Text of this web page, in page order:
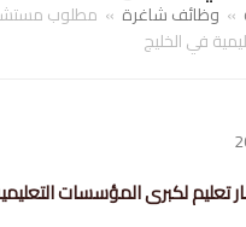
» وظائف شاغرة » مطلوب
في الخليج
لكبرى المؤسسات